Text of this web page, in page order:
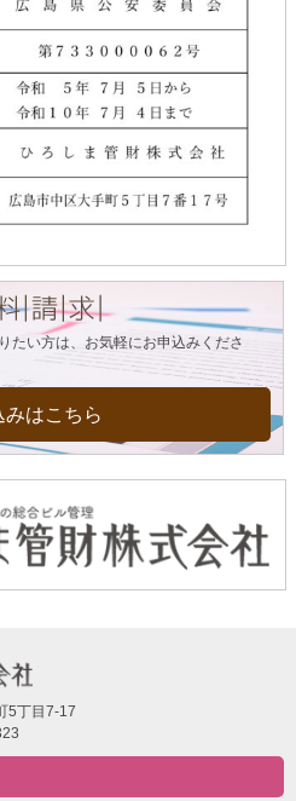
たい方は、お気軽にお申込みくださ
みはこちら
5丁目7-17